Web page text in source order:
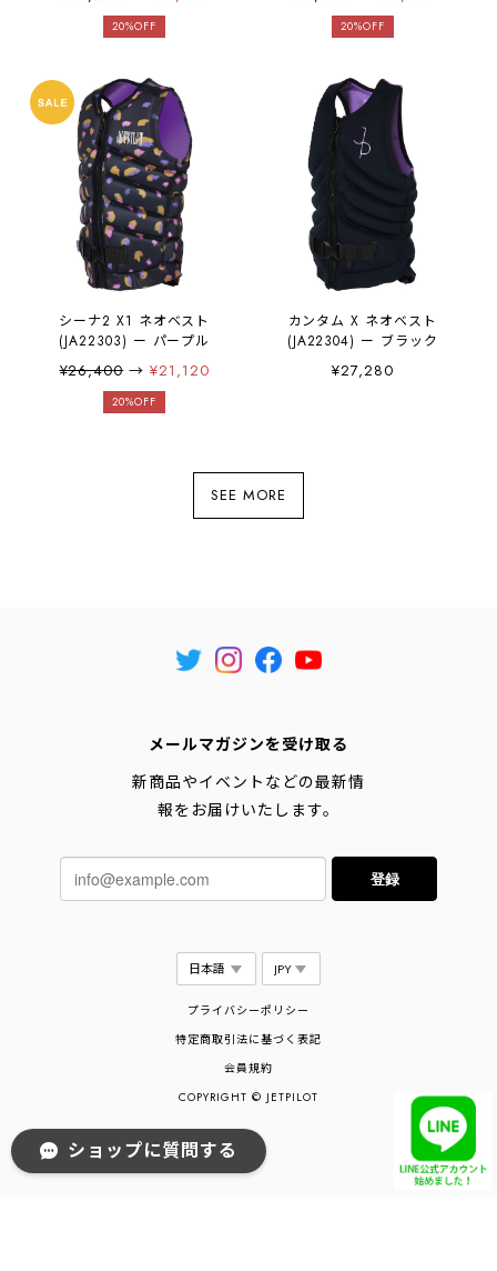
20%OFF 20%OFF
シーナ2 X1 ネオベスト
(JA22303) ー パープル
¥26,400→¥21,120
20%OFF
カンタム X ネオベスト
(JA22304) ー ブラック
¥27,280
SEE MORE
メールマガジンを受け取る
新商品やイベントなどの最新情
報をお届けいたします。
登録
プライバシーポリシー
特定商取引法に基づく表記
会員規約
COPYRIGHT © JETPILOT
ショップに質問する